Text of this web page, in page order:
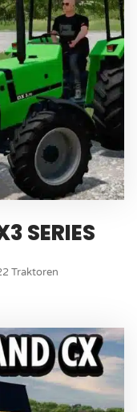
SERIES
Traktoren